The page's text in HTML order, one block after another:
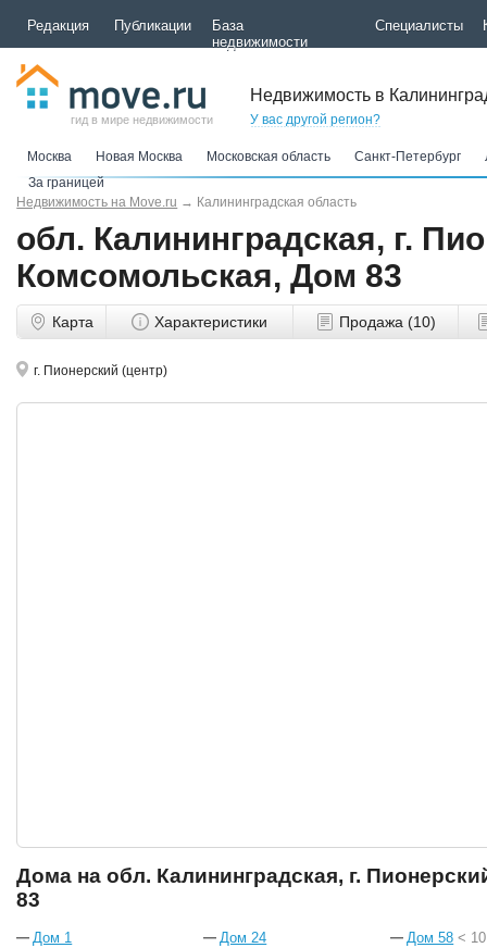
Редакция Публикации
База
недвижимости
Специалисты
гид в мире недвижимости
Недвижимость в
У вас другой регион?
Москва Новая Москва Московская область Санкт-Петербург
За границей
Недвижимость на Move.ru → Калининградская область
обл. Калининградская, г.
Комсомольская, Дом 83
Карта Характеристики Продажа (10)
г. Пионерский (центр)
Дома на обл. Калининградская, г.
83
Дом 1
Дом 24
Дом 58 < 10